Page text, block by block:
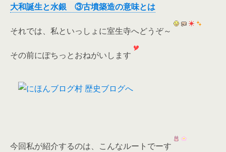
大和誕生と水銀 ③古墳築造の意味とは
それでは、私といっしょに室生寺へどうぞ～
その前にぽちっとおねがいします
今回私が紹介するのは、こんなルートでーす